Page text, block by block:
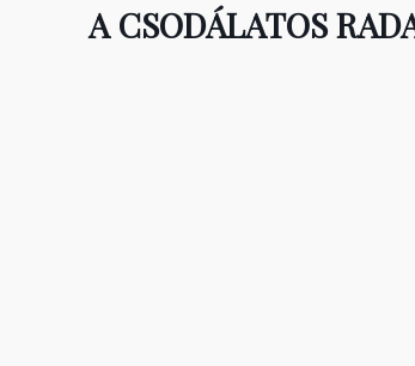
A CSODÁLATOS